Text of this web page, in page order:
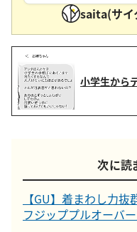
saita(サイ
小学生から
次に読
【GU】着まわし力
フジッププルオーバ